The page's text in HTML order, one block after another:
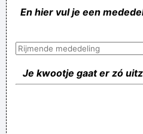
En hier vul je een
Je kwootje gaat er zó